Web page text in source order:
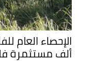
ألف مستثمرة